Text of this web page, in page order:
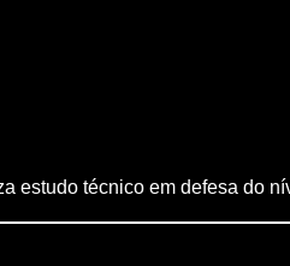
estudo técnico em defesa do